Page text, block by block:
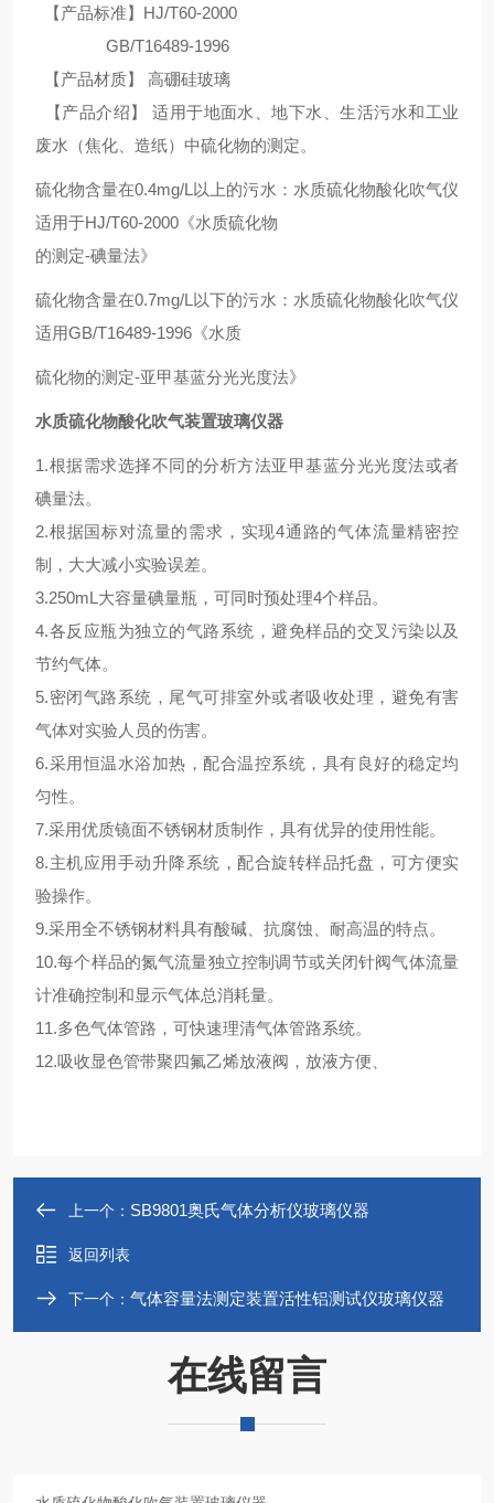
【产品标准】HJ/T60-2000
GB/T16489-1996
【产品材质】 高硼硅玻璃
【产品介绍】 适用于地面水、地下水、生活污水和工业
废水（焦化、造纸）中硫化物的测定。
硫化物含量在0.4mg/L以上的污水：水质硫化物酸化吹气仪
适用于HJ/T60-2000《水质硫化物
的测定-碘量法》
硫化物含量在0.7mg/L以下的污水：水质硫化物酸化吹气仪
适用GB/T16489-1996《水质
硫化物的测定-亚甲基蓝分光光度法》
水质硫化物酸化吹气装置玻璃仪器
1.根据需求选择不同的分析方法亚甲基蓝分光光度法或者
碘量法。
2.根据国标对流量的需求，实现4通路的气体流量精密控
制，大大减小实验误差。
3.250mL大容量碘量瓶，可同时预处理4个样品。
4.各反应瓶为独立的气路系统，避免样品的交叉污染以及
节约气体。
5.密闭气路系统，尾气可排室外或者吸收处理，避免有害
气体对实验人员的伤害。
6.采用恒温水浴加热，配合温控系统，具有良好的稳定均
匀性。
7.采用优质镜面不锈钢材质制作，具有优异的使用性能。
8.主机应用手动升降系统，配合旋转样品托盘，可方便实
验操作。
9.采用全不锈钢材料具有酸碱、抗腐蚀、耐高温的特点。
10.每个样品的氮气流量独立控制调节或关闭针阀气体流量
计准确控制和显示气体总消耗量。
11.多色气体管路，可快速理清气体管路系统。
12.吸收显色管带聚四氟乙烯放液阀，放液方便、
上一个： SB9801奥氏气体分析仪玻璃仪器
返回列表
下一个： 气体容量法测定装置活性铝测试仪玻璃仪器
在线留言